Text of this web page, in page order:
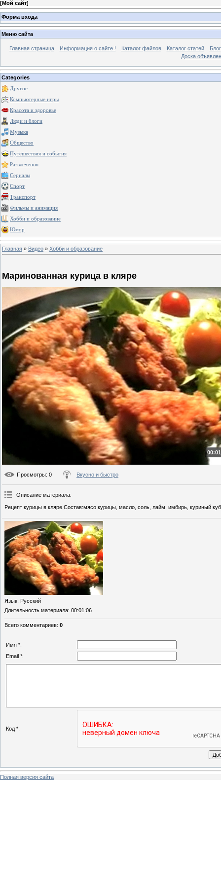
[Мой сайт]
Форма входа
Меню сайта
Главная страница Информация о сайте ! Каталог файлов Каталог статей
Блог
Доска
Categories
Другое
Компьютерные игры
Красота и здоровье
Люди и блоги
Музыка
Общество
Путешествия и события
Развлечения
Сериалы
Спорт
Транспорт
Фильмы и анимация
Хобби и образование
Юмор
Главная » Видео » Хобби и образование
Маринованная курица в кляре
Просмотры: 0 Вкусно и быстро
Описание материала:
Рецепт курицы в кляре.Состав:мясо курицы, масло, соль, лайм, имбирь, куриный
Язык: Русский
Длительность материала: 00:01:06
Всего комментариев: 0
Имя *:
Email *:
Код *:
Полная версия сайта